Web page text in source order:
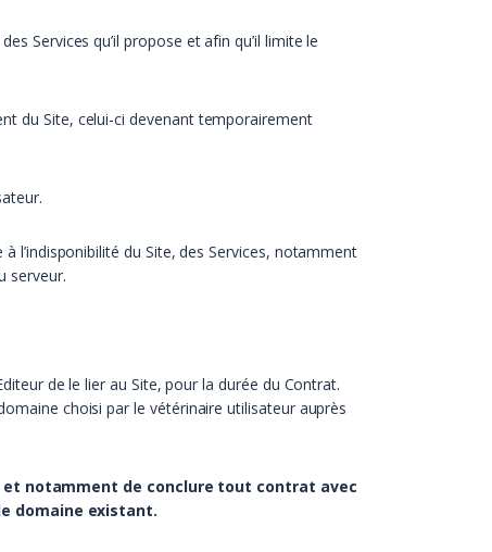
Services qu’il propose et afin qu’il limite le
du Site, celui-ci devenant temporairement
l’indisponibilité du Site, des Services, notamment
serveur.
de le lier au Site, pour la durée du Contrat.
choisi par le vétérinaire utilisateur auprès
notamment de conclure tout contrat avec
domaine existant.